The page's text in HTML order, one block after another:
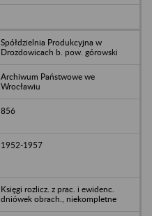
Spółdzielnia Produkcyjna w
Drozdowicach b. pow. górowski
Archiwum Państwowe we
Wrocławiu
856
1952-1957
Księgi rozlicz. z prac. i ewidenc.
dniówek obrach., niekompletne